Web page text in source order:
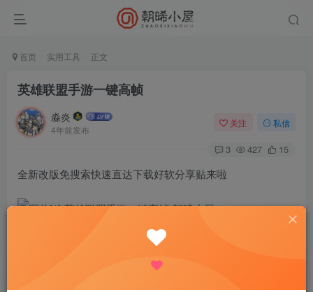
首页 实用工具 正文
英雄联盟手游一键高帧
淼炎
4年前发布
关注 私信
3 427 15
全新改版免搜索快速直达下载好软分享贴来啦
【软件名称】英雄联盟手游一键高帧